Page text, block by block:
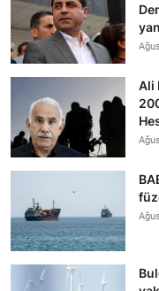
Ali